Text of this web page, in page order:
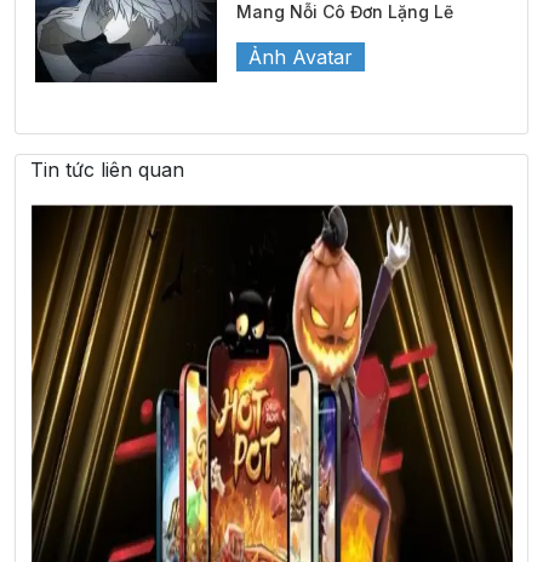
Mang Nỗi Cô Đơn Lặng Lẽ
Ảnh Avatar
Tin tức liên quan